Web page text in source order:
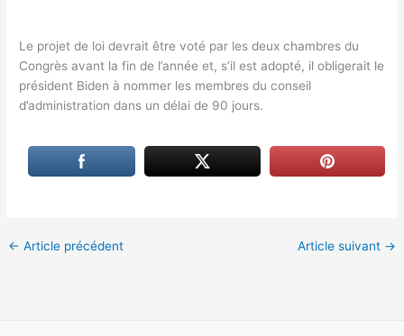
Le projet de loi devrait être voté par les deux chambres du
Congrès avant la fin de l’année et, s’il est adopté, il obligerait le
président Biden à nommer les membres du conseil
d’administration dans un délai de 90 jours.
← Article précédent Article suivant →